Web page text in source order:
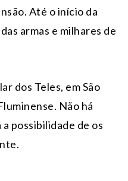
Até o início da
armas e milhares de
dos Teles, em São
Não há
a possibilidade de os